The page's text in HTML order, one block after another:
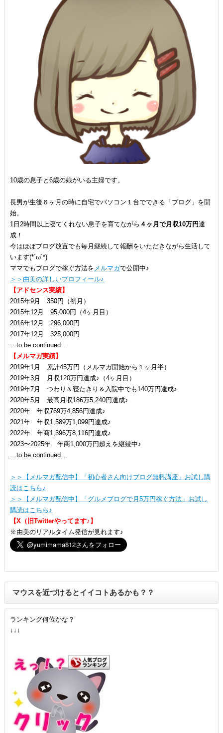
10歳の息子と6歳の娘がいる主婦です。
長男が生後６ヶ月の時に自宅でパソコン１台でできる「ブログ」を開
始。
1日2時間以上寝てくれない息子を育てながら ４ヶ月で月収10万円達
成！
今はほぼブログ放置でも毎月継続して報酬をいただきながら生活して
います(*´ω`*)
ママでもブログで稼ぐ方法を メルマガで公開中♪
＞＞由美の詳しいプロフィール♪
【アドセンス実績】
2015年9月 350円（初月）
2015年12月 95,000円（4ヶ月目）
2016年12月 296,000円
2017年12月 325,000円
…to be continued…
【メルマガ実績】
2019年1月 累計45万円（メルマガ開始から１ヶ月半）
2019年3月 月収120万円達成♪（4ヶ月目）
2019年7月 つわり＆寝たきり＆入院中でも140万円達成♪
2020年5月 最高月収186万5,240円達成♪
2020年 年収769万4,856円達成♪
2021年 年収1,589万1,099円達成♪
2022年 年商1,396万8,116円達成♪
2023〜2025年 年商1,000万円超えを継続中♪
…to be continued…
＞＞【メルマガ配信中】「初心者さん向けブログ無料講座」お試し購
読はこちら♪
＞＞【メルマガ配信中】「グルメブログで月5万円稼ぐ方法」お試し
購読はこちら♪
【X（旧Twitterやってます♪】
※由美のリアルタイム発信が見れます♪
マウスを近づけるとイイコトあるかも？？
ランキング何位かな？
↓↓↓